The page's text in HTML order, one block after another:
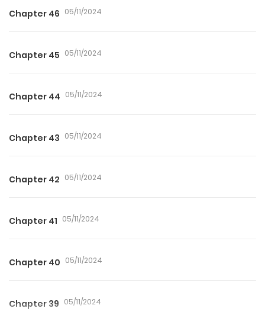
Chapter 46 05/11/2024
Chapter 45 05/11/2024
Chapter 44 05/11/2024
Chapter 43 05/11/2024
Chapter 42 05/11/2024
Chapter 41 05/11/2024
Chapter 40 05/11/2024
Chapter 39 05/11/2024